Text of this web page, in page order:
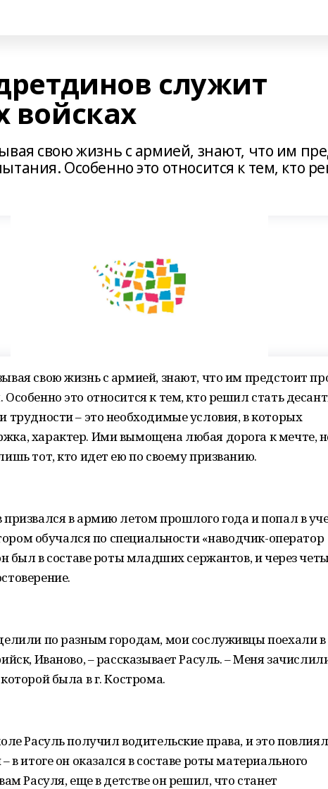
служит
войсках
свою жизнь с армией, знают, что им
Особенно это относится к тем, кто
свою жизнь с армией, знают, что им предстоит
это относится к тем, кто решил стать
трудности – это необходимые условия, в которых
характер. Ими вымощена любая дорога к мечте,
тот, кто идет ею по своему призванию.
призвался в армию летом прошлого года и попал в
обучался по специальности «наводчик-оператор
был в составе роты младших сержантов, и через
по разным городам, мои сослуживцы поехали в
Иваново, – рассказывает Расуль. – Меня
была в г. Кострома.
Расуль получил водительские права, и это
итоге он оказался в составе роты материального
Расуля, еще в детстве он решил, что станет